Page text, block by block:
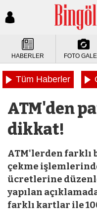
HABERLER FOTO
Tüm Haberler
ATM'den
dikkat!
ATM'lerden farklı
çekme
ücretlerine
yapılan
farklı kartlar ile